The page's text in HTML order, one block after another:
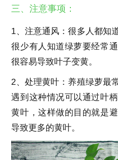
三、注意事项：
1、注意通风：很多人都知
很少有人知道绿萝要经常
很容易导致叶子变黄。
2、处理黄叶：养殖绿萝最
遇到这种情况可以通过叶
黄叶，这样做的目的就是
导致更多的黄叶。